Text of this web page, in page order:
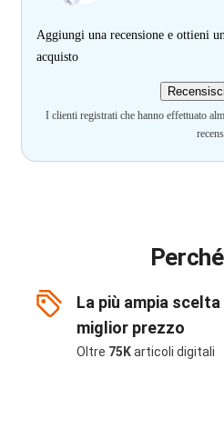
Aggiungi una recensione e ottieni
acquisto
I clienti registrati che hanno effettuato
La più ampia scelta
miglior prezzo
Oltre 75Karticoli digitali